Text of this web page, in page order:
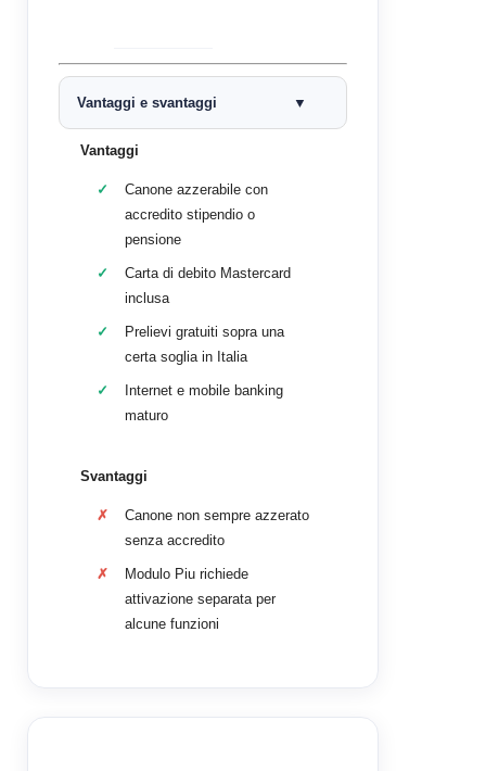
Vantaggi e svantaggi
Vantaggi
Canone azzerabile con
accredito stipendio o
pensione
Carta di debito Mastercard
inclusa
Prelievi gratuiti sopra una
certa soglia in Italia
Internet e mobile banking
maturo
Svantaggi
Canone non sempre azzerato
senza accredito
Modulo Piu richiede
attivazione separata per
alcune funzioni